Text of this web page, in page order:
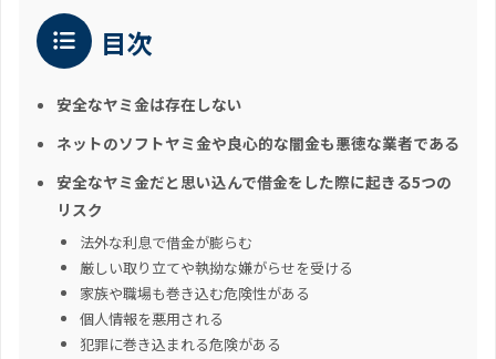
目次
安全なヤミ金は存在しない
ネットのソフトヤミ金や良心的な闇金も悪徳な業者である
安全なヤミ金だと思い込んで借金をした際に起きる5つの
リスク
法外な利息で借金が膨らむ
厳しい取り立てや執拗な嫌がらせを受ける
家族や職場も巻き込む危険性がある
個人情報を悪用される
犯罪に巻き込まれる危険がある